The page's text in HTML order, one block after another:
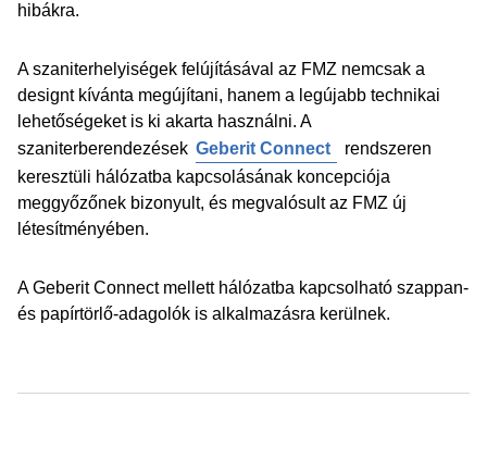
hibákra.
A szaniterhelyiségek felújításával az FMZ nemcsak a
designt kívánta megújítani, hanem a legújabb technikai
lehetőségeket is ki akarta használni. A
szaniterberendezések Geberit Connect
rendszeren
keresztüli hálózatba kapcsolásának koncepciója
meggyőzőnek bizonyult, és megvalósult az FMZ új
létesítményében.
A Geberit Connect mellett hálózatba kapcsolható szappan-
és papírtörlő-adagolók is alkalmazásra kerülnek.